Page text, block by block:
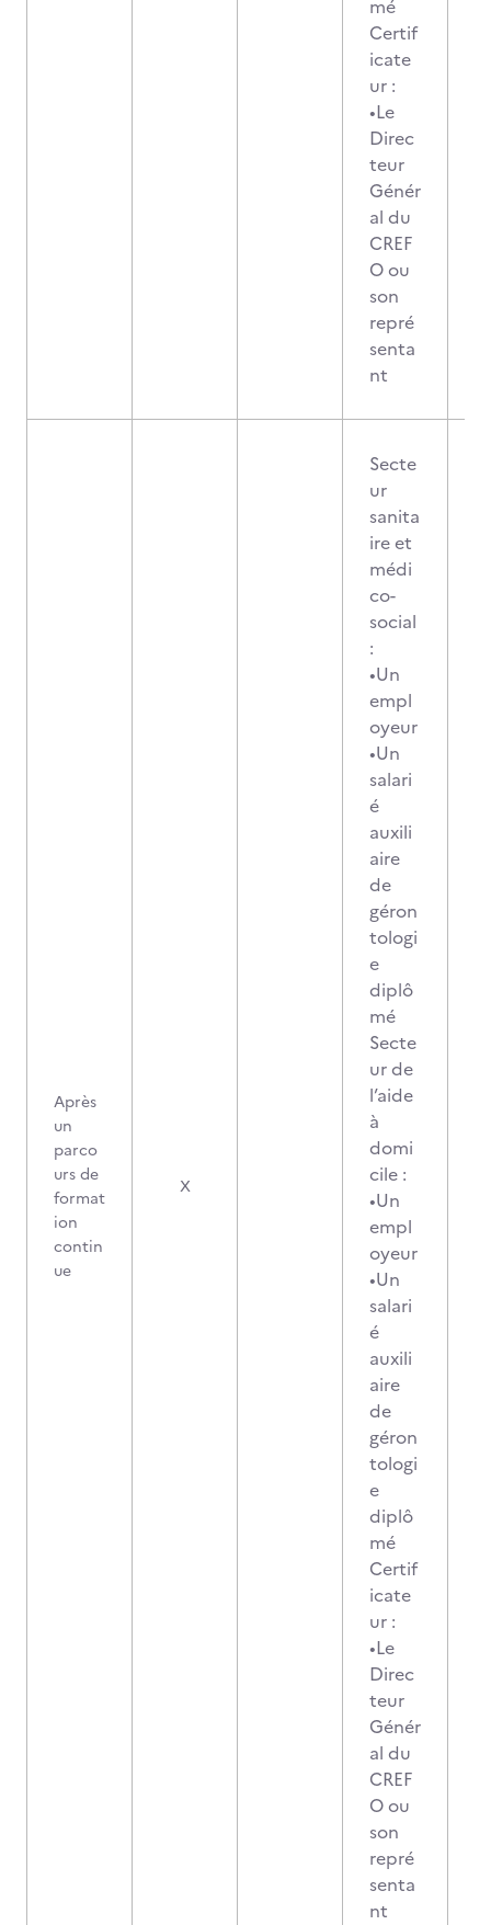
mé
Certif
icate
ur :
•Le
Direc
teur
Génér
al du
CREF
O ou
son
repré
senta
nt
Après
un
parco
urs de
format
ion
contin
ue
X
Secte
ur
sanita
ire et
médi
co-
social
:
•Un
empl
oyeur
•Un
salari
é
auxili
aire
de
géron
tologi
e
diplô
mé
Secte
ur de
l’aide
à
domi
cile :
•Un
empl
oyeur
•Un
salari
é
auxili
aire
de
géron
tologi
e
diplô
mé
Certif
icate
ur :
•Le
Direc
teur
Génér
al du
CREF
O ou
son
repré
senta
nt